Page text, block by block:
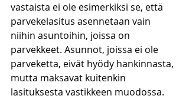
vastaista ei ole esimerkiksi se, että
parvekelasitus asennetaan vain
niihin asuntoihin, joissa on
parvekkeet. Asunnot, joissa ei ole
parveketta, eivät hyödy hankinnasta,
mutta maksavat kuitenkin
lasituksesta vastikkeen muodossa.